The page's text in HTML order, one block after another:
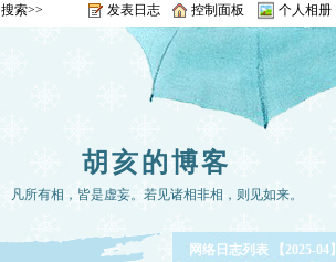
搜索>> 发表日志 控制面板 个人相册
胡亥的博客
凡所有相，皆是虚妄。若见诸相非相，则见如来。
网络日志列表 【2025-04】